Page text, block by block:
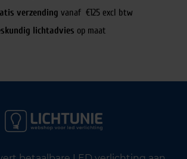
verzending vanaf €125 excl btw
lichtadvies op maat